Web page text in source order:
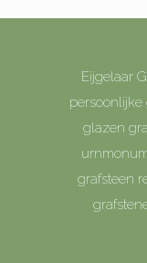
Eijgelaar
glazen
grafsteen